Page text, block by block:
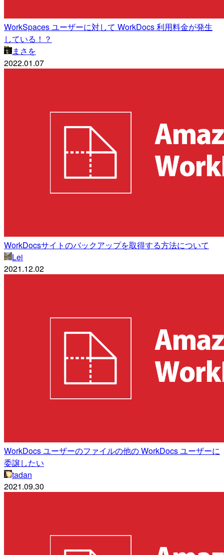
WorkSpaces ユーザーに対して WorkDocs 利用料金が発生
している！？
まさを
2022.01.07
WorkDocsサイトのバックアップを取得する方法について
Lei
2021.12.02
WorkDocs ユーザーのファイルの他の WorkDocs ユーザーに
委譲したい
tadan
2021.09.30